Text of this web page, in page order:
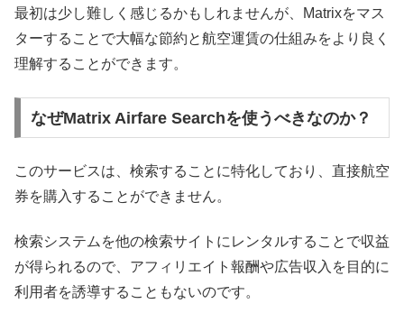
最初は少し難しく感じるかもしれませんが、Matrixをマス
ターすることで大幅な節約と航空運賃の仕組みをより良く
理解することができます。
なぜMatrix Airfare Searchを使うべきなのか？
このサービスは、検索することに特化しており、直接航空
券を購入することができません。
検索システムを他の検索サイトにレンタルすることで収益
が得られるので、アフィリエイト報酬や広告収入を目的に
利用者を誘導することもないのです。